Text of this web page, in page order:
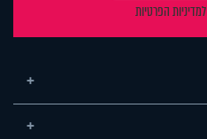
למדיניות הפרטיות